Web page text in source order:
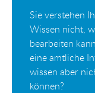
Sie verstehen
Wissen nicht,
bearbeiten
eine amtliche
wissen aber
können?